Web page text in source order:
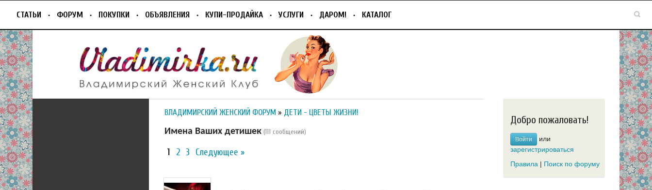
СТАТЬИ ФОРУМ ПОКУПКИ ОБЪЯВЛЕНИЯ КУПИ-ПРОДАЙКА УСЛУГИ ДАРОМ! КАТАЛОГ
ВЛАДИМИРСКИЙ ЖЕНСКИЙ ФОРУМ » ДЕТИ - ЦВЕТЫ ЖИЗНИ!
Имена Ваших детишек (111 сообщений)
1 2 3 Следующее »
Добро пожаловать!
Войти
или
зарегистрироваться
Правила | Поиск по форуму